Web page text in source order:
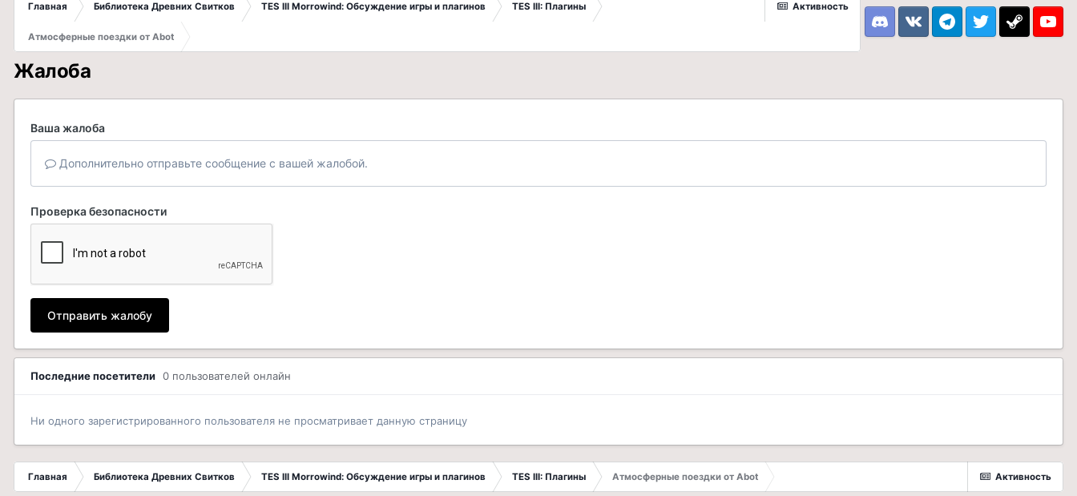
Активность
Главная Библиотека Древних Свитков TES III Morrowind: Обсуждение игры и плагинов TES III: Плагины
Атмосферные поездки от Abot DiscordVK TelegramTwitter Steam
Жалоба
Ваша жалоба
Дополнительно отправьте сообщение с вашей жалобой.
Проверка безопасности
Отправить жалобу
Последние посетители 0 пользователей онлайн
Ни одного зарегистрированного пользователя не просматривает данную страницу
Активность
Главная Библиотека Древних Свитков TES III Morrowind: Обсуждение игры и плагинов TES III: Плагины Атмосферные поездки от Abot